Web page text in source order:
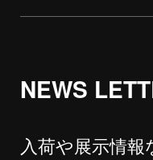
NEWS
入荷や展示情